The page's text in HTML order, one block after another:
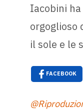
Iacobini
orgoglioso
il sole e le
FACEBOOK